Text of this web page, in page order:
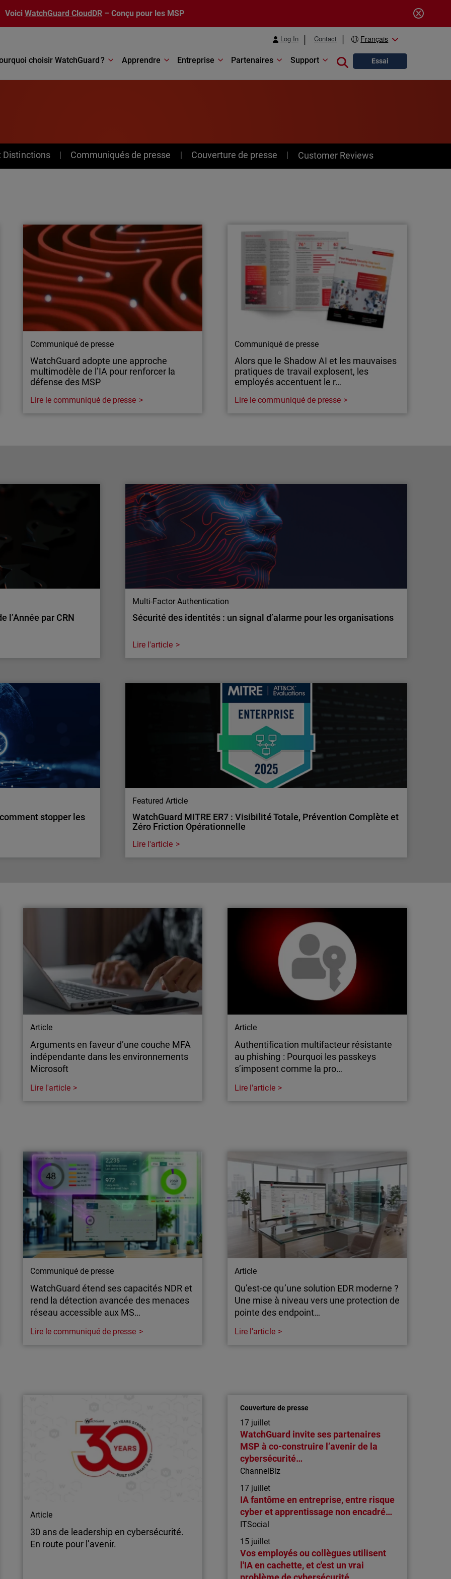
Voici WatchGuard CloudDR – Conçu pour les MSP
Log In Contact Français
choisir WatchGuard ? Apprendre Entreprise Partenaires Support Close search
Essai
Distinctions Communiqués de presse Couverture de presse Customer Reviews
Communiqué de presse
WatchGuard adopte une approche
multimodèle de l’IA pour renforcer la
défense des MSP
de la cybersécurité unifiée pour les
fournisseurs de services managés (MSP),
annonce aujourd’hui de nouveaux
investissements dans l’IA appliquée à la
sécurité des applications, élargissant ainsi
son accès aux capacités avancées d’OpenAI
Lire le communiqué de presse
Communiqué de presse
Alors que le Shadow AI et les mauvaises
pratiques de travail explosent, les
employés accentuent le r…
Technologies, leader mondial de la
cybersécurité unifiée pour les fournisseurs de
services managés (MSP), révèle que le
comportement des employés crée un risque de
cybersécurité important et souvent invisible
pour les petites et moyennes entreprises
(PME). Selon le…
Lire le communiqué de presse
l’Année par CRN
l’Année par CRN
2025. Une solution
réseau et réponse
Multi-Factor Authentication
Sécurité des identités : un signal d’alarme pour les organisations
Sécurité des identités : un signal d’alarme pour les organisations
Les identités numériques sont la nouvelle cible des cyberattaques.
Découvrez comment PME et MSP peuvent renforcer leur sécurité face aux
Lire l'article
stopper les
d’infiltrer
Apprenez comment
approche XDR
Featured Article
WatchGuard MITRE ER7 : Visibilité Totale, Prévention Complète et
Zéro Friction Opérationnelle
Découvrez les résultats MITRE ER7 : visibilité complète, 100 % de
prévention et zéro friction opérationnelle. WatchGuard renforce la sécurité
MSP/PME avec une protection fiable et efficace.
Lire l'article
Article
Arguments en faveur d’une couche MFA
indépendante dans les environnements
Microsoft
Microsoft
L’identité est devenue un point de faiblesse
majeur pour la plupart des PME. La MFA
externe redonne le contrôle aux MSP et
redevient un service qui vaut la peine d’être
proposé.
Lire l'article
Article
Authentification multifacteur résistante
au phishing : Pourquoi les passkeys
s’imposent comme la pro…
Le phishing avancé contourne désormais le
MFA traditionnel. Les passkeys comblent cette
faille. Comment fonctionnent-ils et pourquoi
les régulateurs et les assureurs commencent-
ils à les exiger ?
Lire l'article
Communiqué de presse
WatchGuard étend ses capacités NDR et
rend la détection avancée des menaces
réseau accessible aux MS…
WatchGuard® Technologies, leader mondial
de la cybersécurité unifiée pour les MSP,
annonce le lancement de nouvelles offres
WatchGuard NDR pour Firebox, Managed NDR
et Total NDR. Ces solutions permettent aux
organisations de déployer et de faire évoluer
Lire le communiqué de presse
Article
Qu’est-ce qu’une solution EDR moderne ?
Une mise à niveau vers une protection de
pointe des endpoint…
antivirus traditionnels et les outils complexes,
en s’appuyant sur l’IA et l’automatisation pour
offrir une détection performante, une réponse
rapide et une sécurité évolutive, adaptée aux
PME et aux MSP.
Lire l'article
Article
30 ans de leadership en cybersécurité.
En route pour l’avenir.
Couverture de presse
17 juillet
WatchGuard invite ses partenaires
MSP à co-construire l’avenir de la
cybersécurité…
ChannelBiz
17 juillet
IA fantôme en entreprise, entre risque
cyber et apprentissage non encadré…
ITSocial
15 juillet
Vos employés ou collègues utilisent
l'IA en cachette, et c'est un vrai